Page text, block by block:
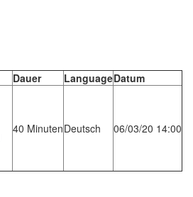
Dauer LanguageDatum
40 MinutenDeutsch 06/03/20 14:00